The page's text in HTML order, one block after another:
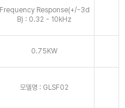
Frequency Response(+/-3d
B) : 0.32 - 10kHz
0.75KW
모델명 : GLSF02